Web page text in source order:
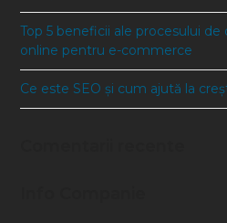
Top 5 beneficii ale procesului
online pentru e-commerce
Ce este SEO și cum ajută la